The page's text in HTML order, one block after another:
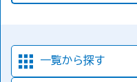
一覧から探す